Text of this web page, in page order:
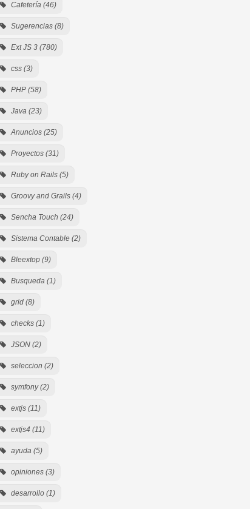
Cafetería (46)
Sugerencias (8)
Ext JS 3 (780)
css (3)
PHP (58)
Java (23)
Anuncios (25)
Proyectos (31)
Ruby on Rails (5)
Groovy and Grails (4)
Sencha Touch (24)
Sistema Contable (2)
Bleextop (9)
Busqueda (1)
grid (8)
checks (1)
JSON (2)
seleccion (2)
symfony (2)
extjs (11)
extjs4 (11)
ayuda (5)
opiniones (3)
desarrollo (1)